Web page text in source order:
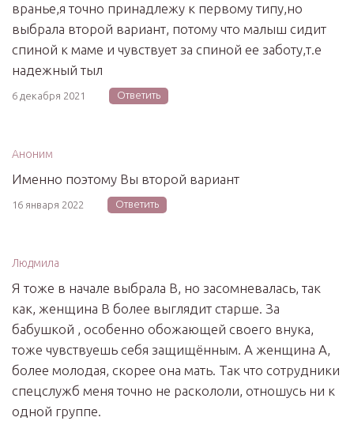
вранье,я точно принадлежу к первому типу,но
выбрала второй вариант, потому что малыш сидит
спиной к маме и чувствует за спиной ее заботу,т.е
надежный тыл
6 декабря 2021 Ответить
Аноним
Именно поэтому Вы второй вариант
16 января 2022 Ответить
Людмила
Я тоже в начале выбрала В, но засомневалась, так
как, женщина В более выглядит старше. За
бабушкой , особенно обожающей своего внука,
тоже чувствуешь себя защищённым. А женщина А,
более молодая, скорее она мать. Так что сотрудники
спецслужб меня точно не раскололи, отношусь ни к
одной группе.